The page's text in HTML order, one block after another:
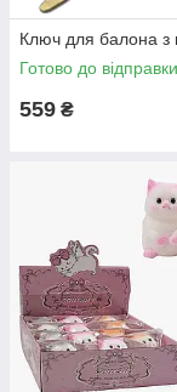
Ключ для балона з
Готово до відправки
559 ₴